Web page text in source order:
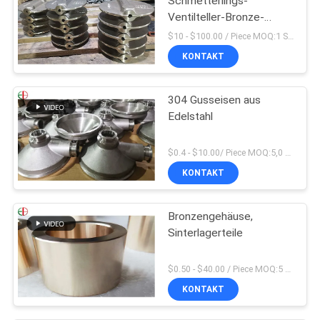
Ventilteller-Bronze-
Messing 009 ASTM B61
B62
$10 - $100.00 / Piece MOQ:1 Stücke
KONTAKT
304 Gusseisen aus
Edelstahl
$0.4 - $10.00/ Piece MOQ:5,0 Kilogramm
KONTAKT
Bronzengehäuse,
Sinterlagerteile
KONTAKT